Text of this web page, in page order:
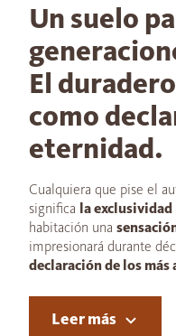
Un suelo
El
como
eternidad.
Cualquiera que pise el
significa la exclusividad
habitación una
impresionará durante
declaración de los más
Leer más